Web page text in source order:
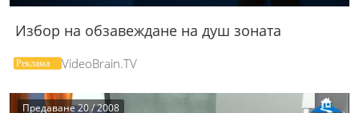
Избор на обзавеждане на душ зоната
VideoBrain.TV
Предаване 20 / 2008